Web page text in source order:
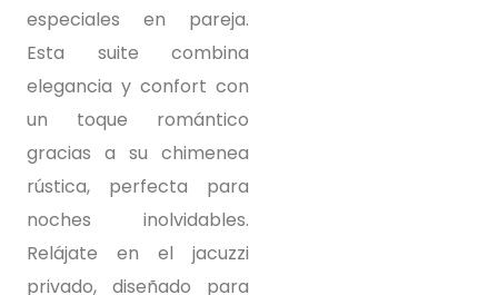
especiales en pareja.
Esta suite combina
elegancia y confort con
un toque romántico
gracias a su chimenea
rústica, perfecta para
noches inolvidables.
Relájate en el jacuzzi
privado, diseñado para